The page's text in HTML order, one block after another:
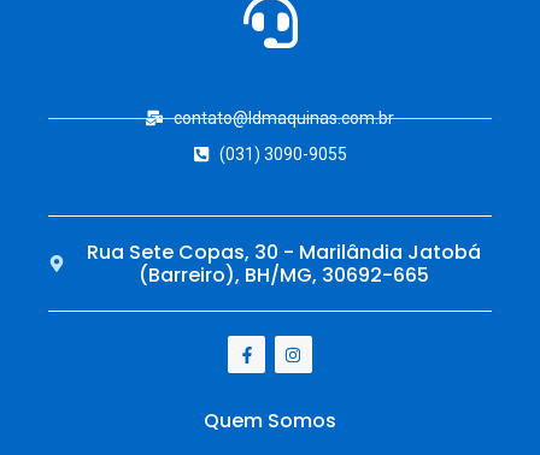
contato@ldmaquinas.com.br
(031) 3090-9055
Rua Sete Copas, 30 - Marilândia Jatobá
(Barreiro), BH/MG, 30692-665
Quem Somos